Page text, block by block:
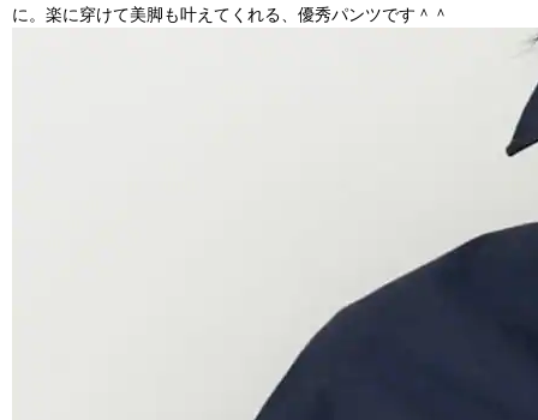
に。楽に穿けて美脚も叶えてくれる、優秀パンツです＾＾